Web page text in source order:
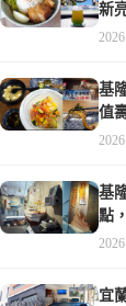
新
基
值
基
點
值
宜